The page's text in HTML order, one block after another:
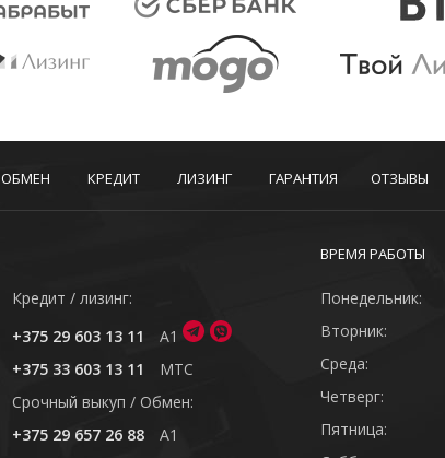
ОБМЕН КРЕДИТ ЛИЗИНГ ГАРАНТИЯ ОТЗЫВЫ
Кредит / лизинг:
+375 29 603 13 11
A1
+375 33 603 13 11
MTC
Cрочный выкуп / Обмен:
+375 29 657 26 88
A1
ВРЕМЯ РАБОТЫ
Понедельник:
Вторник:
Среда:
Четверг:
Пятница: